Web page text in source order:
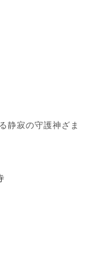
静寂の守護神ざま